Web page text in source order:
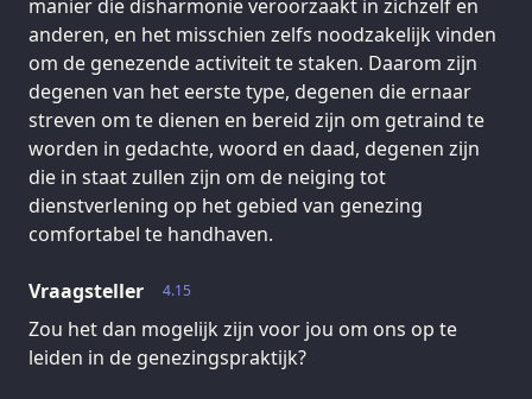
manier die disharmonie veroorzaakt in zichzelf en
anderen, en het misschien zelfs noodzakelijk vinden
om de genezende activiteit te staken. Daarom zijn
degenen van het eerste type, degenen die ernaar
streven om te dienen en bereid zijn om getraind te
worden in gedachte, woord en daad, degenen zijn
die in staat zullen zijn om de neiging tot
dienstverlening op het gebied van genezing
comfortabel te handhaven.
4.15
Vraagsteller
Zou het dan mogelijk zijn voor jou om ons op te
leiden in de genezingspraktijk?